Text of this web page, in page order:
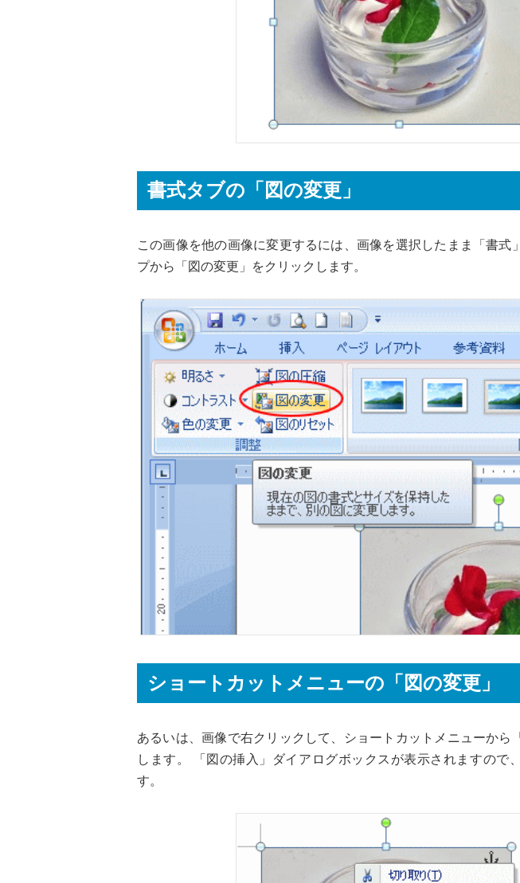
書式タブの「図の変更」
この画像を他の画像に変更するには、画像を選択したまま「書式
プから「図の変更」をクリックします。
ショートカットメニューの「図の変更」
あるいは、画像で右クリックして、ショートカットメニューから
します。 「図の挿入」ダイアログボックスが表示されますので
す。